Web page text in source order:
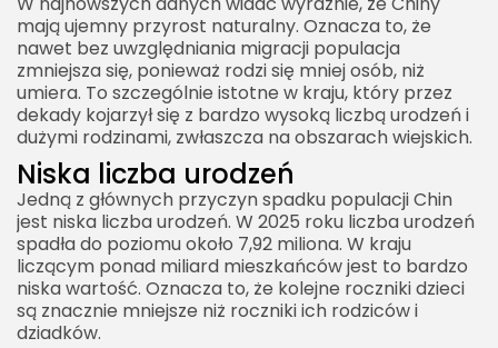
mają ujemny przyrost naturalny. Oznacza to, że
nawet bez uwzględniania migracji populacja
zmniejsza się, ponieważ rodzi się mniej osób, niż
umiera. To szczególnie istotne w kraju, który przez
dekady kojarzył się z bardzo wysoką liczbą urodzeń i
dużymi rodzinami, zwłaszcza na obszarach wiejskich.
Niska liczba urodzeń
Jedną z głównych przyczyn spadku populacji Chin
jest niska liczba urodzeń. W 2025 roku liczba urodzeń
spadła do poziomu około 7,92 miliona. W kraju
liczącym ponad miliard mieszkańców jest to bardzo
niska wartość. Oznacza to, że kolejne roczniki dzieci
są znacznie mniejsze niż roczniki ich rodziców i
dziadków.